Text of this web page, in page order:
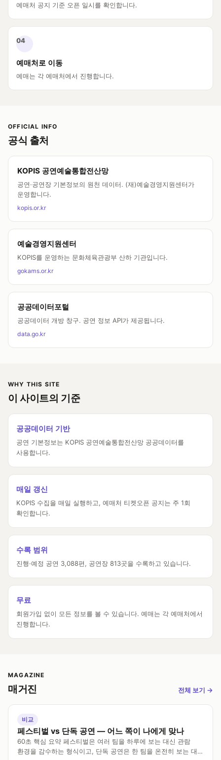
예매처 공지 기준 오픈 일시를 확인합니다.
04
예매처로 이동
예매는 각 예매처에서 진행합니다.
OFFICIAL INFO
공식 출처
KOPIS 공연예술통합전산망
공연·공연장 기본정보의 원천 데이터. (재)예술경영지원센터가
운영합니다.
kopis.or.kr
예술경영지원센터
KOPIS를 운영하는 문화체육관광부 산하 기관입니다.
gokams.or.kr
공공데이터포털
공공데이터 개방 창구. 공연 정보 API가 제공됩니다.
data.go.kr
WHY THIS SITE
이 사이트의 기준
공공데이터 기반
공연 기본정보는 KOPIS 공연예술통합전산망 공공데이터를
사용합니다.
매일 갱신
KOPIS 수집을 매일 실행하고, 예매처 티켓오픈 공지는 주 1회
확인합니다.
수록 범위
진행·예정 공연 3,088편, 공연장 813곳을 수록하고 있습니다.
무료
회원가입 없이 모든 정보를 볼 수 있습니다. 예매는 각 예매처에서
진행합니다.
MAGAZINE
매거진 전체 보기 →
비교
페스티벌 vs 단독 공연 — 어느 쪽이 나에게 맞나
60초 핵심 요약 페스티벌은 여러 팀을 하루에 보는 대신 관람
환경을 감수하는 형식이고, 단독 공연은 한 팀을 온전히 보는 대신